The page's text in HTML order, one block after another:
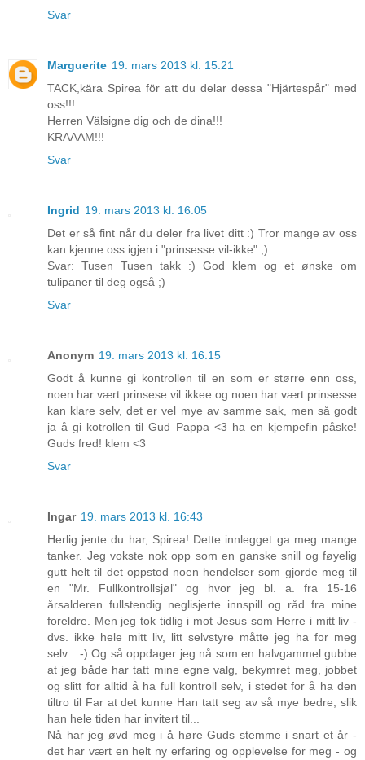
Svar
Marguerite 19. mars 2013 kl. 15:21
TACK,kära Spirea för att du delar dessa "Hjärtespår" med
oss!!!
Herren Välsigne dig och de dina!!!
KRAAAM!!!
Svar
Ingrid 19. mars 2013 kl. 16:05
Det er så fint når du deler fra livet ditt :) Tror mange av oss
kan kjenne oss igjen i "prinsesse vil-ikke" ;)
Svar: Tusen Tusen takk :) God klem og et ønske om
tulipaner til deg også ;)
Svar
Anonym 19. mars 2013 kl. 16:15
Godt å kunne gi kontrollen til en som er større enn oss,
noen har vært prinsese vil ikkee og noen har vært prinsesse
kan klare selv, det er vel mye av samme sak, men så godt
ja å gi kotrollen til Gud Pappa <3 ha en kjempefin påske!
Guds fred! klem <3
Svar
Ingar 19. mars 2013 kl. 16:43
Herlig jente du har, Spirea! Dette innlegget ga meg mange
tanker. Jeg vokste nok opp som en ganske snill og føyelig
gutt helt til det oppstod noen hendelser som gjorde meg til
en "Mr. Fullkontrollsjøl" og hvor jeg bl. a. fra 15-16
årsalderen fullstendig neglisjerte innspill og råd fra mine
foreldre. Men jeg tok tidlig i mot Jesus som Herre i mitt liv -
dvs. ikke hele mitt liv, litt selvstyre måtte jeg ha for meg
selv...:-) Og så oppdager jeg nå som en halvgammel gubbe
at jeg både har tatt mine egne valg, bekymret meg, jobbet
og slitt for alltid å ha full kontroll selv, i stedet for å ha den
tiltro til Far at det kunne Han tatt seg av så mye bedre, slik
han hele tiden har invitert til...
Nå har jeg øvd meg i å høre Guds stemme i snart et år -
det har vært en helt ny erfaring og opplevelse for meg - og